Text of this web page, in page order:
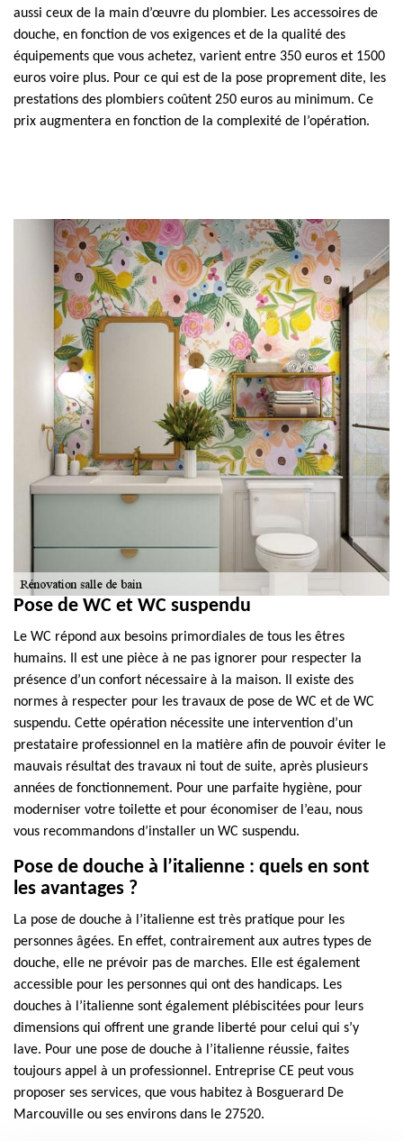
aussi ceux de la main d’œuvre du plombier. Les accessoires de
douche, en fonction de vos exigences et de la qualité des
équipements que vous achetez, varient entre 350 euros et 1500
euros voire plus. Pour ce qui est de la pose proprement dite, les
prestations des plombiers coûtent 250 euros au minimum. Ce
prix augmentera en fonction de la complexité de l’opération.
Pose de WC et WC suspendu
Le WC répond aux besoins primordiales de tous les êtres
humains. Il est une pièce à ne pas ignorer pour respecter la
présence d’un confort nécessaire à la maison. Il existe des
normes à respecter pour les travaux de pose de WC et de WC
suspendu. Cette opération nécessite une intervention d’un
prestataire professionnel en la matière afin de pouvoir éviter le
mauvais résultat des travaux ni tout de suite, après plusieurs
années de fonctionnement. Pour une parfaite hygiène, pour
moderniser votre toilette et pour économiser de l’eau, nous
vous recommandons d’installer un WC suspendu.
Pose de douche à l’italienne : quels en sont
les avantages ?
La pose de douche à l’italienne est très pratique pour les
personnes âgées. En effet, contrairement aux autres types de
douche, elle ne prévoir pas de marches. Elle est également
accessible pour les personnes qui ont des handicaps. Les
douches à l’italienne sont également plébiscitées pour leurs
dimensions qui offrent une grande liberté pour celui qui s’y
lave. Pour une pose de douche à l’italienne réussie, faites
toujours appel à un professionnel. Entreprise CE peut vous
proposer ses services, que vous habitez à Bosguerard De
Marcouville ou ses environs dans le 27520.